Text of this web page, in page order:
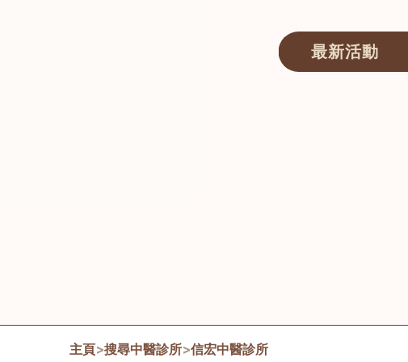
最新活動
主頁>搜尋中醫診所>信宏中醫診所